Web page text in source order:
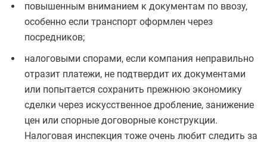
повышенным вниманием к документам по ввозу,
особенно если транспорт оформлен через
посредников;
налоговыми спорами, если компания неправильно
отразит платежи, не подтвердит их документами
или попытается сохранить прежнюю экономику
сделки через искусственное дробление, занижение
цен или спорные договорные конструкции.
Налоговая инспекция тоже очень любит следить за